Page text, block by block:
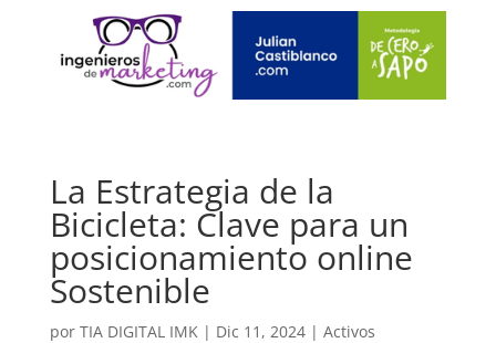
La Estrategia de la
Bicicleta: Clave para un
posicionamiento online
Sostenible
por TIA DIGITAL IMK | Dic 11, 2024| Activos